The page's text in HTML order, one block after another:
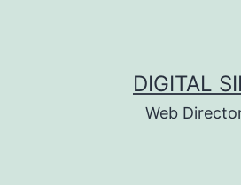
DIGITAL
Web